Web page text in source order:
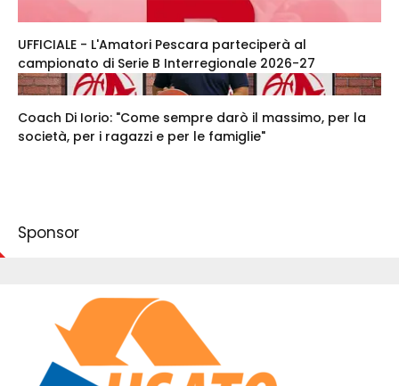
UFFICIALE - L'Amatori Pescara parteciperà al
campionato di Serie B Interregionale 2026-27
Coach Di Iorio: "Come sempre darò il massimo, per la
società, per i ragazzi e per le famiglie"
Sponsor